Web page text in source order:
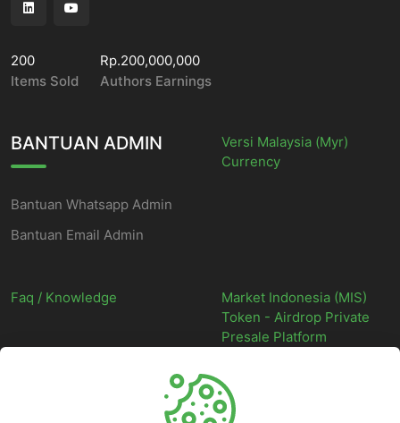
200
Items Sold
Rp.200,000,000
Authors Earnings
BANTUAN ADMIN
Bantuan Whatsapp Admin
Bantuan Email Admin
Versi Malaysia (Myr)
Currency
Faq / Knowledge
Market Indonesia (MIS)
Token - Airdrop Private
Presale Platform
Terpercaya - All rights reserved.